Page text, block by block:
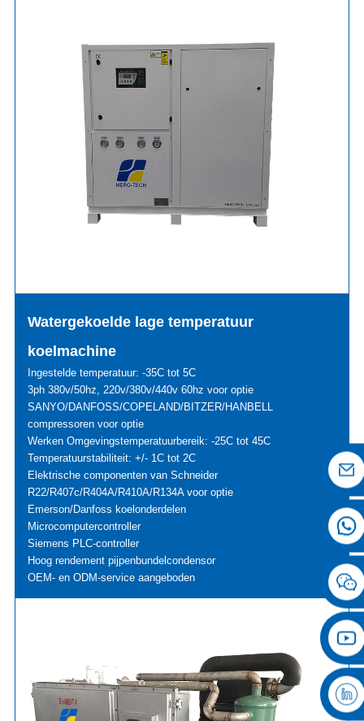
Watergekoelde lage temperatuur
koelmachine
Ingestelde temperatuur: -35C tot 5C
3ph 380v/50hz, 220v/380v/440v 60hz voor optie
SANYO/DANFOSS/COPELAND/BITZER/HANBELL
compressoren voor optie
Werken Omgevingstemperatuurbereik: -25C tot 45C
Temperatuurstabiliteit: +/- 1C tot 2C
Elektrische componenten van Schneider
R22/R407c/R404A/R410A/R134A voor optie
Emerson/Danfoss koelonderdelen
Microcomputercontroller
Siemens PLC-controller
Hoog rendement pijpenbundelcondensor
OEM- en ODM-service aangeboden